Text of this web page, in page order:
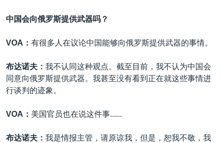
中国会向俄罗斯提供武器吗？
VOA： 有很多人在议论中国能够向俄罗斯提供武器的事情。
布达诺夫： 我不认同这种观点。截至目前，我不认为中国会
同意向俄罗斯提供武器。我甚至没有看到正在就这些事情进
行谈判的迹象。
VOA： 美国官员也在说这件事......
布达诺夫： 我是情报主管，请原谅我，但是，恕我不敬，我